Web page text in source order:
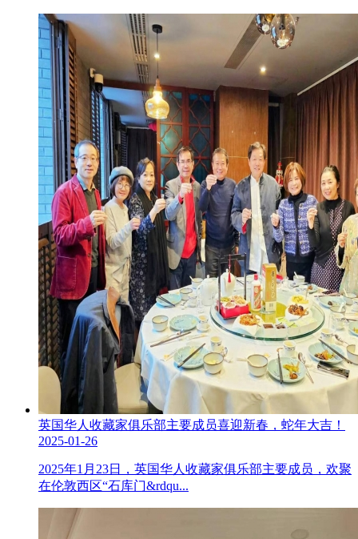
英国华人收藏家俱乐部主要成员喜迎新春，蛇年大吉！
2025-01-26
2025年1月23日，英国华人收藏家俱乐部主要成员，欢聚
在伦敦西区“石库门&rdqu...